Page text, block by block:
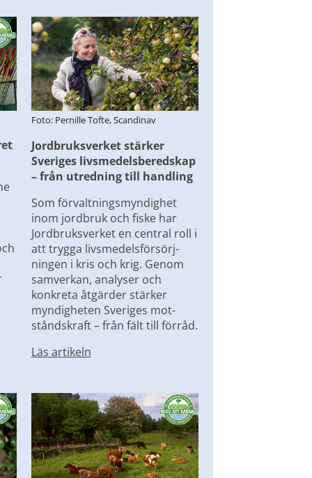
Foto: Pernille Tofte, Scandinav
Jordbruksverket stärker
Sveriges livsmedelsberedskap
– från utredning till handling
Som förvaltningsmyndighet
inom jordbruk och fiske har
Jordbruksverket en central roll i
att trygga livsmedelsförsörj-
ningen i kris och krig. Genom
samverkan, analyser och
konkreta åtgärder stärker
myndigheten Sveriges mot-
ståndskraft – från fält till förråd.
Läs artikeln